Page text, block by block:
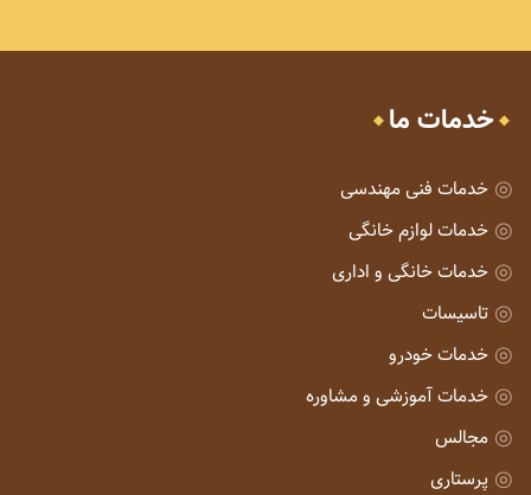
خدمات ما
خدمات فنی مهندسی
خدمات لوازم خانگی
خدمات خانگی و اداری
تاسیسات
خدمات خودرو
خدمات آموزشی و مشاوره
مجالس
پرستاری